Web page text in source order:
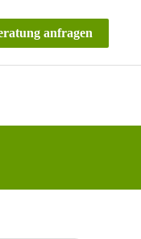
anfragen